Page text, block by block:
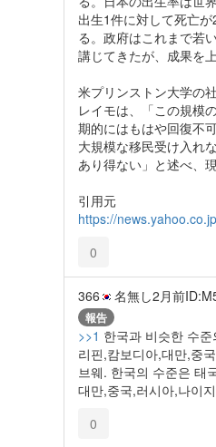
出生1件に対して死亡
る。政府はこれまで若
講じてきたが、成果を
米プリンストン大学の
レイモは、「この規模
期的にはもはや回復不
大規模な移民受け入れ
あり得ない」と述べ、
引用元
https://
0
366 名無し2月前
報告
>>1 한국과 비슷한 수
리핀,캄보디아,대만,중
브웨. 한국의 수준은 태
대만,중국,러시아,나이
0